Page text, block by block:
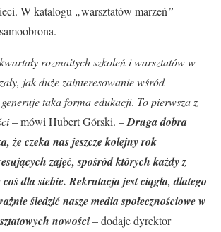
W katalogu „warsztatów marzeń”
rozmaitych szkoleń i warsztatów w
jak duże zainteresowanie wśród
taka forma edukacji. To pierwsza z
– mówi Hubert Górski. –Druga dobra
że czeka nas jeszcze kolejny rok
zajęć, spośród których każdy z
coś dla siebie. Rekrutacja jest ciągła, dlatego
śledzić nasze media społecznościowe w
nowości– dodaje dyrektor